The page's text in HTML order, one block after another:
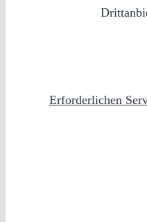
Erforderlichen